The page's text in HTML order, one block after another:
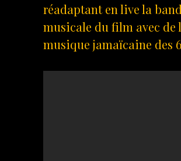
réadaptant en live la
musicale du film avec de
musique jamaïcaine des